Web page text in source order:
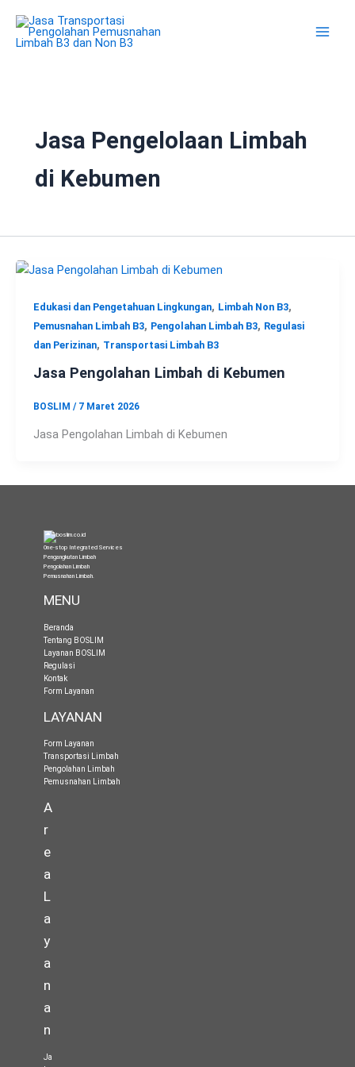
konten
Jasa Pengelolaan Limbah
di Kebumen
Edukasi dan Pengetahuan Lingkungan, Limbah Non B3,
Pemusnahan Limbah B3, Pengolahan Limbah B3, Regulasi
dan Perizinan, Transportasi Limbah B3
Jasa Pengolahan Limbah di Kebumen
BOSLIM / 7 Maret 2026
Jasa Pengolahan Limbah di Kebumen
One-stop Integrated Services
Pengangkutan Limbah
Pengolahan Limbah
Pemusnahan Limbah.
MENU
Beranda
Tentang BOSLIM
Layanan BOSLIM
Regulasi
Kontak
Form Layanan
LAYANAN
Form Layanan
Transportasi Limbah
Pengolahan Limbah
Pemusnahan Limbah
A
r
e
a
L
a
y
a
n
a
n
Ja